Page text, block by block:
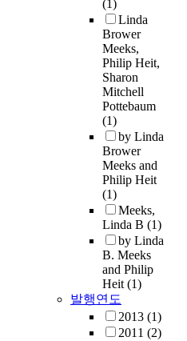
(1)
Linda
Brower
Meeks,
Philip Heit,
Sharon
Mitchell
Pottebaum
(1)
by Linda
Brower
Meeks and
Philip Heit
(1)
Meeks,
Linda B (1)
by Linda
B. Meeks
and Philip
Heit(1)
발행연도
2013 (1)
2011 (2)